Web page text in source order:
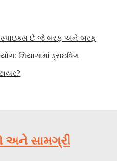
સ્પાઇક્સ છે જે બરફ અને બરફ
શિયાળામાં ડ્રાઇવિંગ
અને સામગ્રી